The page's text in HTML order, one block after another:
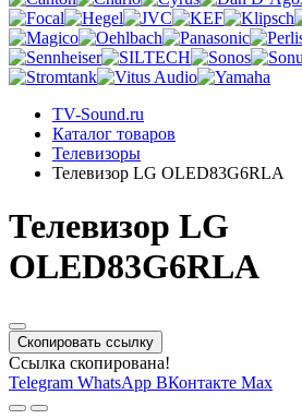
TV-Sound.ru
Каталог товаров
Телевизоры
Телевизор LG OLED83G6RLA
Телевизор LG
OLED83G6RLA
Скопировать ссылку
Ссылка скопирована!
Telegram WhatsApp ВКонтакте Max